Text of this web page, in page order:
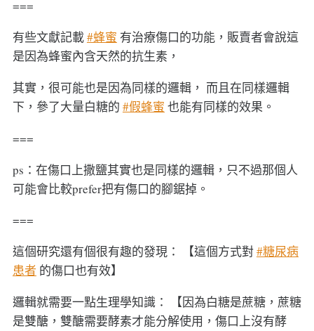
===
有些文獻記載#蜂蜜 有治療傷口的功能，販賣者會說這
是因為蜂蜜內含天然的抗生素，
其實，很可能也是因為同樣的邏輯， 而且在同樣邏輯
下，參了大量白糖的 #假蜂蜜 也能有同樣的效果。
===
ps：在傷口上撒鹽其實也是同樣的邏輯，只不過那個人
可能會比較prefer把有傷口的腳鋸掉。
===
這個研究還有個很有趣的發現： 【這個方式對#糖尿病
患者 的傷口也有效】
邏輯就需要一點生理學知識： 【因為白糖是蔗糖，蔗糖
是雙醣，雙醣需要酵素才能分解使用，傷口上沒有酵